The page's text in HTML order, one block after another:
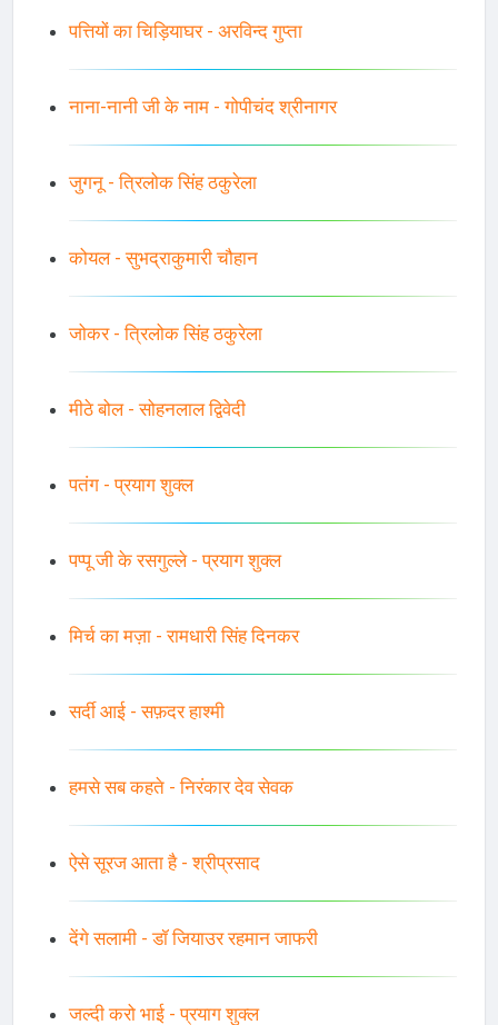
पत्तियों का चिड़ियाघर - अरविन्द गुप्ता
नाना-नानी जी के नाम - गोपीचंद श्रीनागर
जुगनू - त्रिलोक सिंह ठकुरेला
कोयल - सुभद्राकुमारी चौहान
जोकर - त्रिलोक सिंह ठकुरेला
मीठे बोल - सोहनलाल द्विवेदी
पतंग - प्रयाग शुक्ल
पप्पू जी के रसगुल्ले - प्रयाग शुक्ल
मिर्च का मज़ा - रामधारी सिंह दिनकर
सर्दी आई - सफ़दर हाश्मी
हमसे सब कहते - निरंकार देव सेवक
ऐसे सूरज आता है - श्रीप्रसाद
देंगे सलामी - डॉ जियाउर रहमान जाफरी
जल्दी करो भाई - प्रयाग शुक्ल